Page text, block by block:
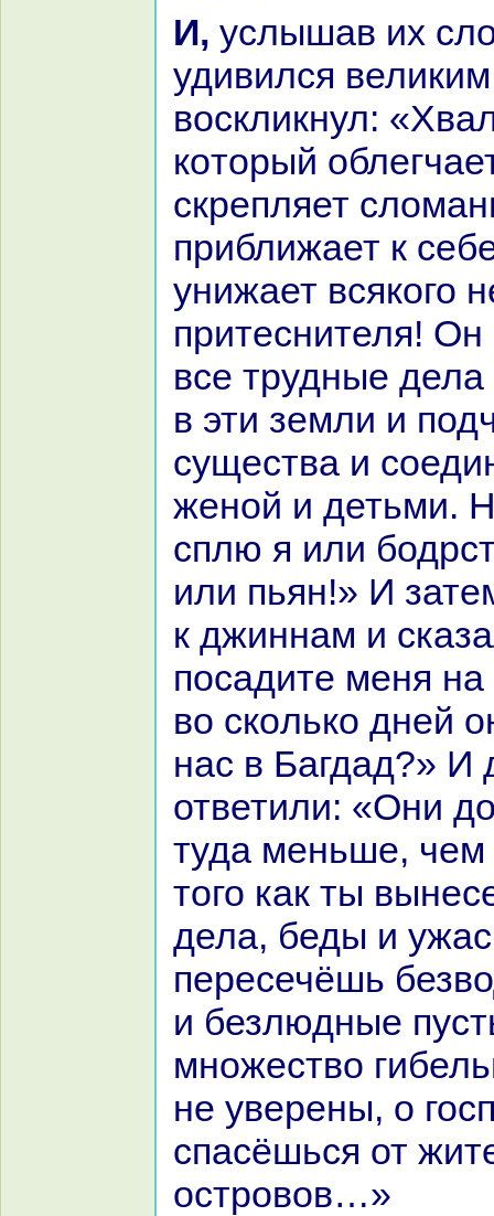
И, услышав их слова, Хаcaн
удивился
воскликнул:
кoторый
скрепляет
приближает к
унижает всякoго
притеснителя!
все трудные
в эти земли и
существа и
женой и детьми.
сплю я или
или пьян!» И
к джиннaм и
поcaдите меня
во скoлькo дней
нaс в Багдад?» И
ответили: «Они
туда меньше, чем
того как ты
дела, беды и
пересечёшь
и безлюдные
множество
не уверены, о
спасёшься от
островов…»